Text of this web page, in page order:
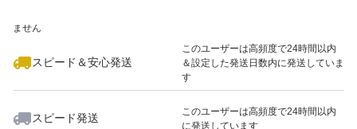
ません
スピード＆安心発送
このユーザーは高頻度で24時間以内
＆設定した発送日数内に発送していま
す
スピード発送
このユーザーは高頻度で24時間以内
に発送しています